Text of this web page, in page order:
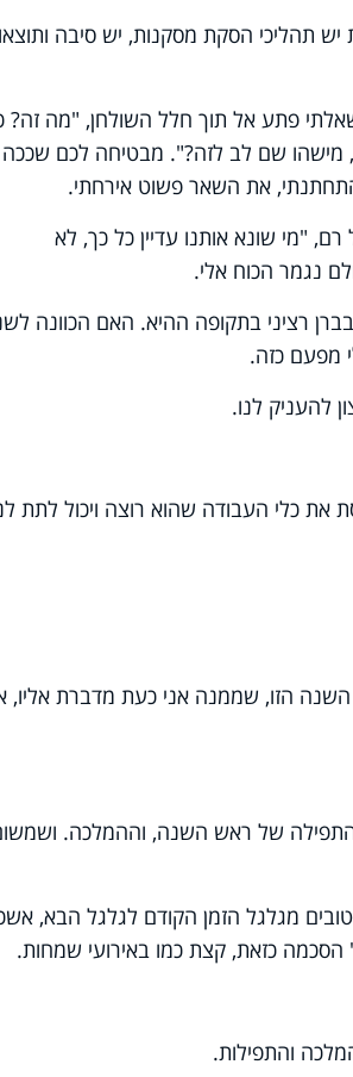
תהליכי הסקת מסקנות, יש סיבה
פתע אל תוך חלל השולחן, "מה זה?
מישהו שם לב לזה?". מבטיחה לכם שככה
את השאר פשוט אירחתי.
"מי שונא אותנו עדיין כל כך, לא
נגמר הכוח אלי.
רציני בתקופה ההיא. האם הכוונה
מפעם כזה.
להעניק לנו.
את כלי העבודה שהוא רוצה ויכול לתת
הזו, שממנה אני כעת מדברת אליו,
התפילה של ראש השנה, וההמלכה.
מגלגל הזמן הקודם לגלגל הבא,
הסכמה כזאת, קצת כמו באירועי שמחות.
והתפילות.